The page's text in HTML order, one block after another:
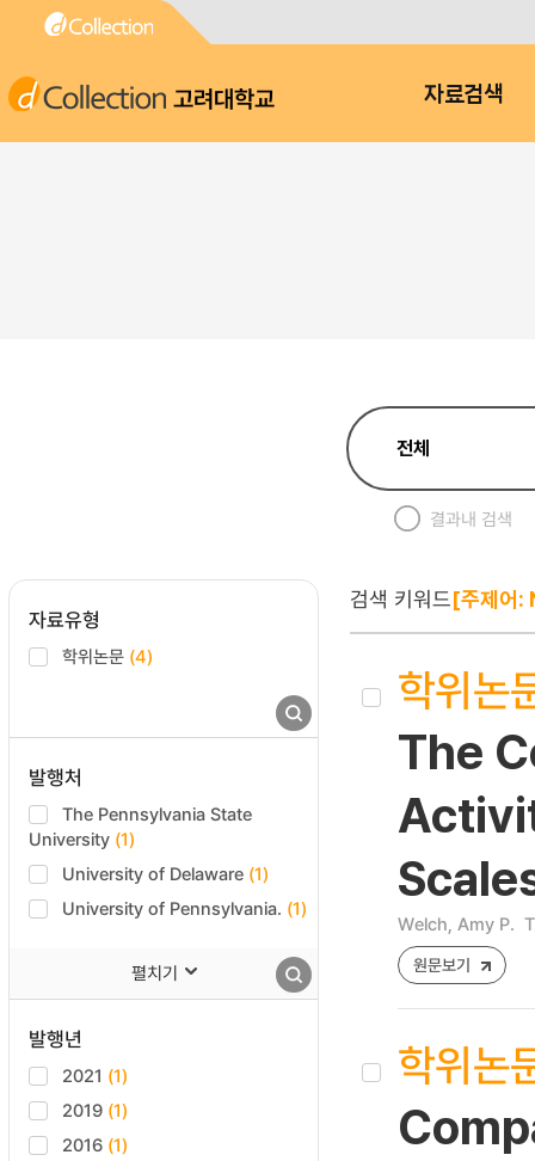
고려대학교 자료검색
결과내 검색
자료유형
학위논문 (4)
발행처
The Pennsylvania State
University (1)
University of Delaware (1)
University of Pennsylvania. (1)
펼치기
발행년
2021 (1)
2019 (1)
2016 (1)
검색 키워드[주제
학위논
The
Welch, Amy P.
원문보기
학위논